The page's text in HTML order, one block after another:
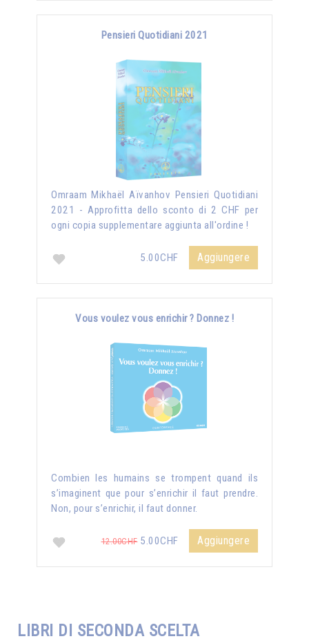
Pensieri Quotidiani 2021
Omraam Mikhaël Aïvanhov Pensieri Quotidiani
2021 - Approfitta dello sconto di 2 CHF per
ogni copia supplementare aggiunta all'ordine !
5.00CHF Aggiungere
Vous voulez vous enrichir ? Donnez !
Combien les humains se trompent quand ils
s’imaginent que pour s’enrichir il faut prendre.
Non, pour s’enrichir, il faut donner.
12.00CHF5.00CHF Aggiungere
LIBRI DI SECONDA SCELTA